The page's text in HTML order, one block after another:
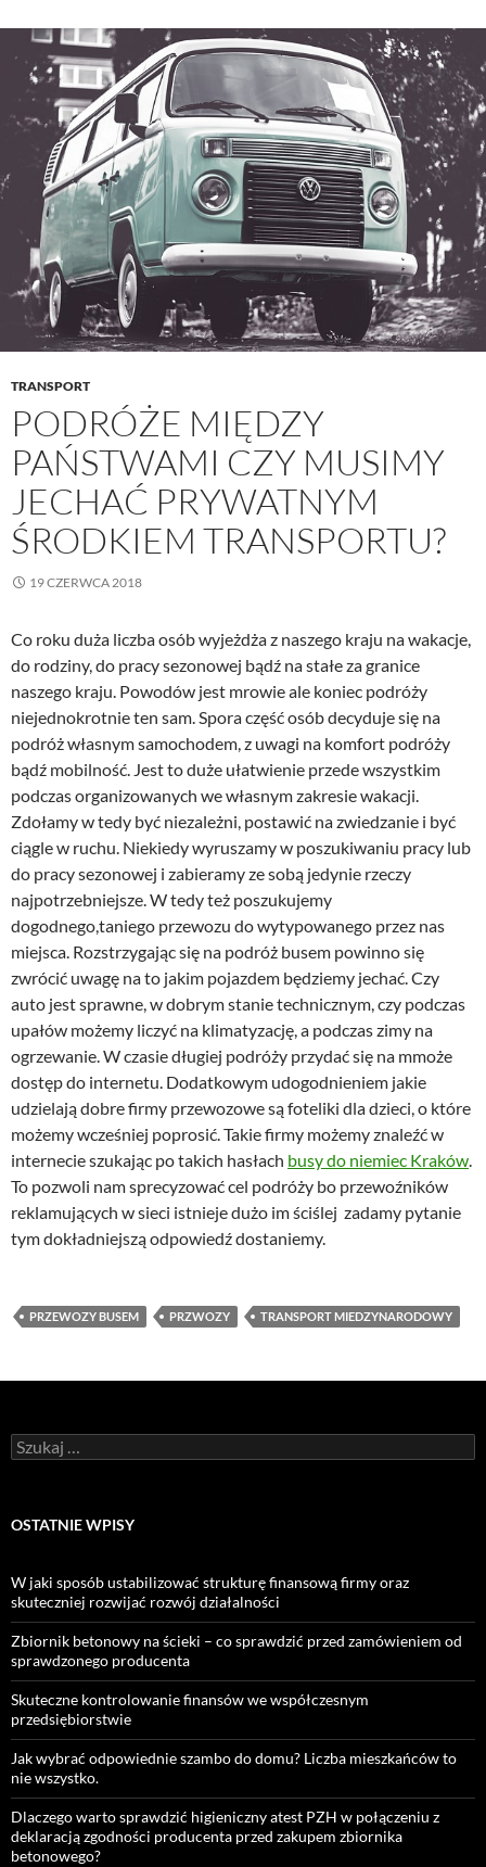
TRANSPORT
PODRÓŻE MIĘDZY
PAŃSTWAMI CZY MUSIMY
JECHAĆ PRYWATNYM
ŚRODKIEM TRANSPORTU?
19 CZERWCA 2018
Co roku duża liczba osób wyjeżdża z naszego kraju na wakacje,
do rodziny, do pracy sezonowej bądź na stałe za granice
naszego kraju. Powodów jest mrowie ale koniec podróży
niejednokrotnie ten sam. Spora część osób decyduje się na
podróż własnym samochodem, z uwagi na komfort podróży
bądź mobilność. Jest to duże ułatwienie przede wszystkim
podczas organizowanych we własnym zakresie wakacji.
Zdołamy w tedy być niezależni, postawić na zwiedzanie i być
ciągle w ruchu. Niekiedy wyruszamy w poszukiwaniu pracy lub
do pracy sezonowej i zabieramy ze sobą jedynie rzeczy
najpotrzebniejsze. W tedy też poszukujemy
dogodnego,taniego przewozu do wytypowanego przez nas
miejsca. Rozstrzygając się na podróż busem powinno się
zwrócić uwagę na to jakim pojazdem będziemy jechać. Czy
auto jest sprawne, w dobrym stanie technicznym, czy podczas
upałów możemy liczyć na klimatyzację, a podczas zimy na
ogrzewanie. W czasie długiej podróży przydać się na mmoże
dostęp do internetu. Dodatkowym udogodnieniem jakie
udzielają dobre firmy przewozowe są foteliki dla dzieci, o które
możemy wcześniej poprosić. Takie firmy możemy znaleźć w
internecie szukając po takich hasłach busy do niemiec Kraków.
To pozwoli nam sprecyzować cel podróży bo przewoźników
reklamujących w sieci istnieje dużo im ściślej zadamy pytanie
tym dokładniejszą odpowiedź dostaniemy.
PRZEWOZY BUSEM PRZWOZY TRANSPORT MIEDZYNARODOWY
Szukaj:
OSTATNIE WPISY
W jaki sposób ustabilizować strukturę finansową firmy oraz
skuteczniej rozwijać rozwój działalności
Zbiornik betonowy na ścieki – co sprawdzić przed zamówieniem od
sprawdzonego producenta
Skuteczne kontrolowanie finansów we współczesnym
przedsiębiorstwie
Jak wybrać odpowiednie szambo do domu? Liczba mieszkańców to
nie wszystko.
Dlaczego warto sprawdzić higieniczny atest PZH w połączeniu z
deklaracją zgodności producenta przed zakupem zbiornika
betonowego?